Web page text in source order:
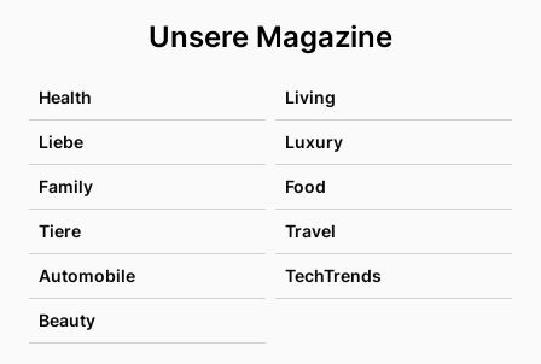
Unsere Magazine
Health Living
Liebe Luxury
Family Food
Tiere Travel
Automobile TechTrends
Beauty